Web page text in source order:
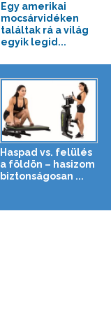
Egy amerikai
mocsárvidéken
találtak rá a világ
egyik legid...
Haspad vs. felülés
a földön – hasizom
biztonságosan ...